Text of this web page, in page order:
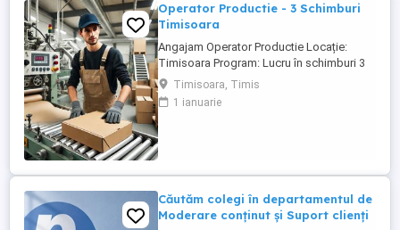
Operator Productie - 3 Schimburi
Timisoara
Angajam Operator Productie Locație:
Timisoara Program: Lucru în schimburi 3
schimburi Compania noastră caută
Operatori Producție Cartonagist, care să
se alăture echipei noastre. Rolul implică
Timisoara, Timis
1 ianuarie
Căutăm colegi în departamentul de
Moderare conținut și Suport clienți